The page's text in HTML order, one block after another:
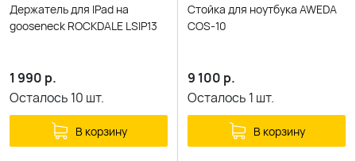
Держатель для IPad на
gooseneck ROCKDALE LSIP13
1 990 р.
Осталось 10 шт.
В корзину
Стойка для ноутбука AWEDA
COS-10
9 100 р.
Осталось 1 шт.
В корзину